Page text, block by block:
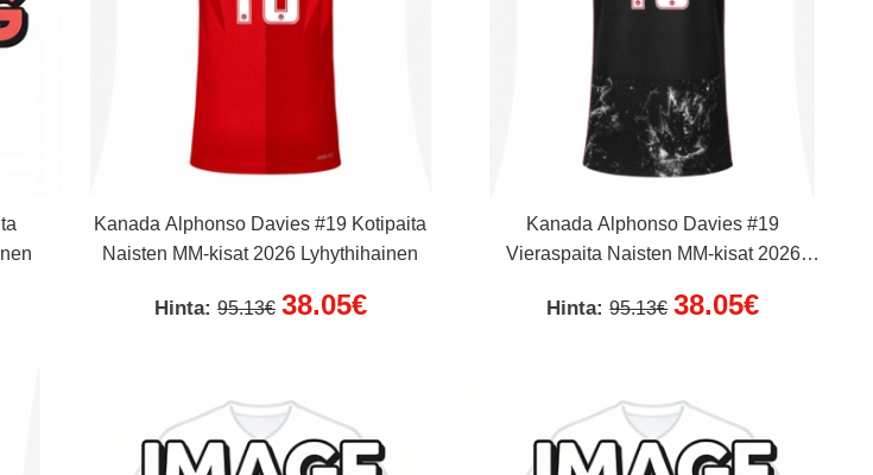
Kanada Alphonso Davies #19 Kotipaita
Naisten MM-kisat 2026 Lyhythihainen
Hinta: 95.13€ 38.05€
Kanada Alphonso Davies #19
Vieraspaita Naisten MM-kisat 2026
Hinta:95.13€ 38.05€